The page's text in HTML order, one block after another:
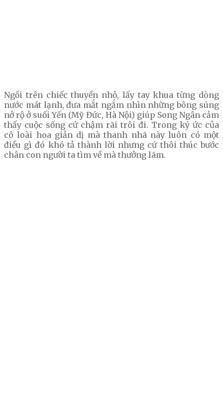
Ngồi trên chiếc thuyền nhỏ, lấy tay khua từng dòng
nước mát lạnh, đưa mắt ngắm nhìn những bông súng
nở rộ ở suối Yến (Mỹ Đức, Hà Nội) giúp Song Ngân cảm
thấy cuộc sống cứ chậm rãi trôi đi. Trong ký ức của
cô loài hoa giản dị mà thanh nhã này luôn có một
điều gì đó khó tả thành lời nhưng cứ thôi thúc bước
chân con người ta tìm về mà thưởng lãm.